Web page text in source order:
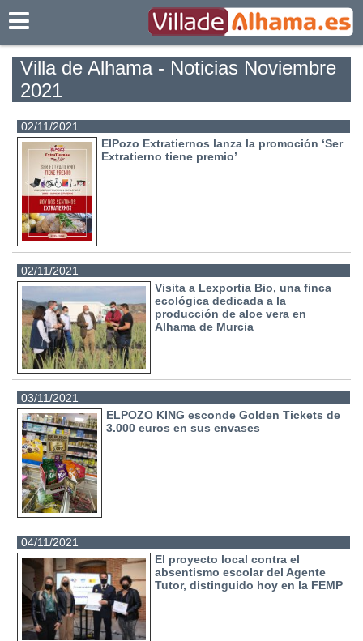
Villa de Alhama - Noticias Noviembre
2021
02/11/2021
ElPozo Extratiernos lanza la promoción ‘Ser
Extratierno tiene premio’
02/11/2021
Visita a Lexportia Bio, una finca
ecológica dedicada a la
producción de aloe vera en
Alhama de Murcia
03/11/2021
ELPOZO KING esconde Golden Tickets de
3.000 euros en sus envases
04/11/2021
El proyecto local contra el
absentismo escolar del Agente
Tutor, distinguido hoy en la FEMP